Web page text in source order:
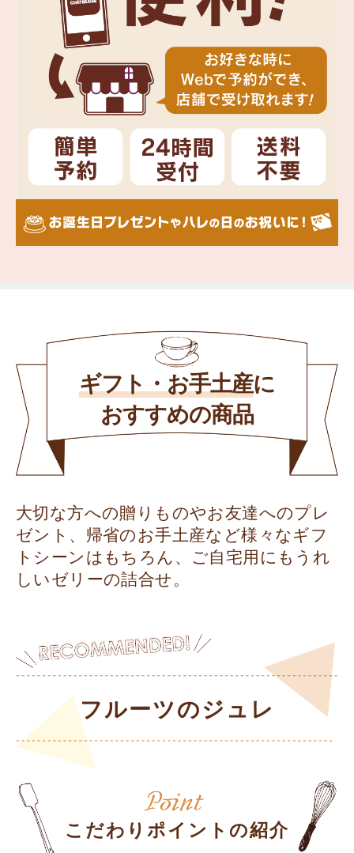
ギフト・お手土産に
おすすめの商品
大切な方への贈りものやお友達へのプレ
ゼント、帰省のお手土産など様々なギフ
トシーンはもちろん、ご自宅用にもうれ
しいゼリーの詰合せ。
フルーツのジュレ
こだわりポイントの紹介